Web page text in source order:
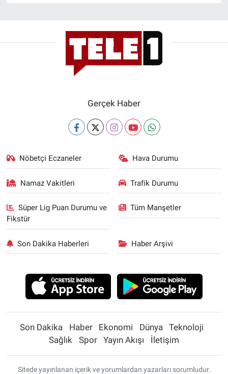
Gerçek Haber
Nöbetçi Eczaneler Hava Durumu
Namaz Vakitleri Trafik Durumu
Süper Lig Puan Durumu ve
Fikstür
Tüm Manşetler
Son Dakika Haberleri Haber Arşivi
Son Dakika Haber Ekonomi Dünya
Teknoloji
Sağlık
Spor Yayın Akışı İletişim
Sitede yayınlanan içerik ve yorumlardan yazarları sorumludur.